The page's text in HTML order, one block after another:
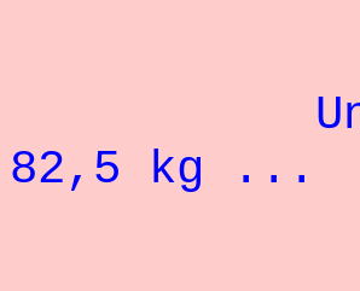
Un
82,5 kg ...